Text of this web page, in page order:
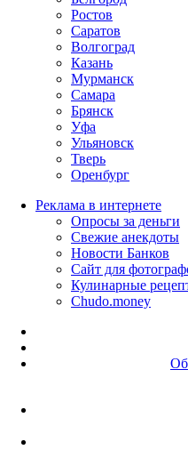
Ростов
Саратов
Волгоград
Казань
Мурманск
Самара
Брянск
Уфа
Ульяновск
Тверь
Оренбург
Реклама в интернете
Опросы за деньги
Свежие анекдоты
Новости Банков
Сайт для
Кулинарные
Chudo.money